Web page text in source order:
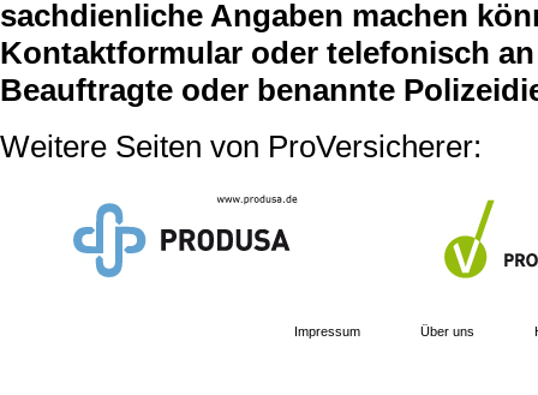
sachdienliche Angaben machen
Kontaktformular oder telefonisch
Beauftragte oder benannte
Weitere Seiten von ProVersicherer:
Impressum Über uns